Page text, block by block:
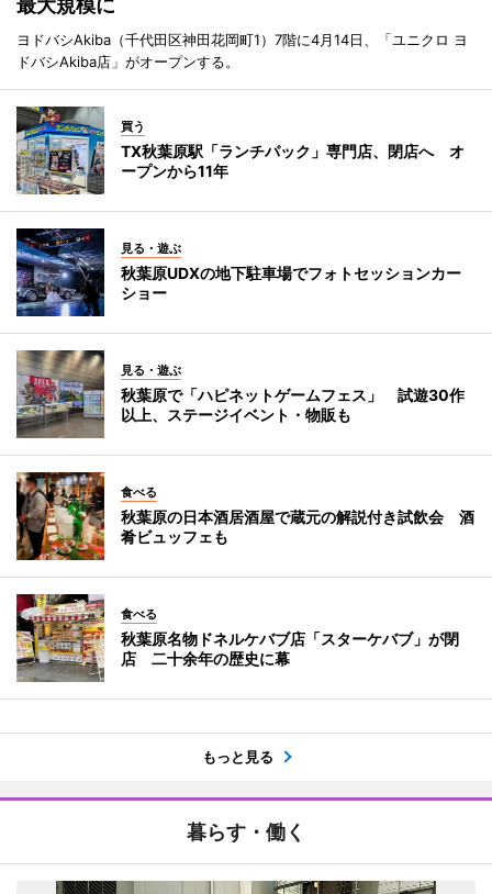
ヨドバシAkiba（千代田区神田花岡町1）7階に4月14日、「ユニクロ ヨ
ドバシAkiba店」がオープンする。
買う
TX秋葉原駅「ランチパック」専門店、閉店へ オ
ープンから11年
見る・遊ぶ
秋葉原UDXの地下駐車場でフォトセッションカー
ショー
見る・遊ぶ
秋葉原で「ハピネットゲームフェス」 試遊30作
以上、ステージイベント・物販も
食べる
秋葉原の日本酒居酒屋で蔵元の解説付き試飲会 酒
肴ビュッフェも
食べる
秋葉原名物ドネルケバブ店「スターケバブ」が閉
店 二十余年の歴史に幕
もっと見る
暮らす・働く